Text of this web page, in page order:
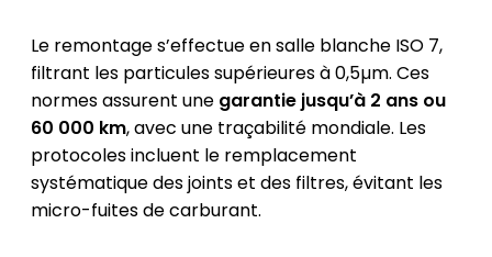
Le remontage s’effectue en salle blanche ISO 7,
filtrant les particules supérieures à 0,5µm. Ces
normes assurent une garantie jusqu’à 2 ans ou
60 000 km, avec une traçabilité mondiale. Les
protocoles incluent le remplacement
systématique des joints et des filtres, évitant les
micro-fuites de carburant.